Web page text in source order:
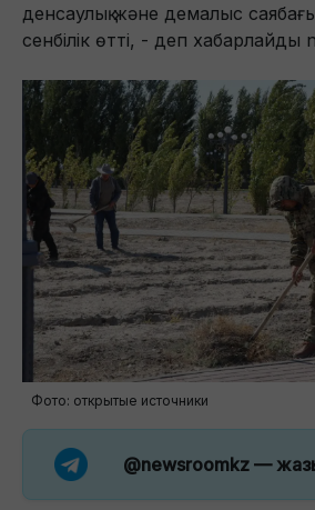
денсаулық және демалыс
сенбілік өтті, - деп хабарлайды
Фото: открытые источники
@newsroomkz —